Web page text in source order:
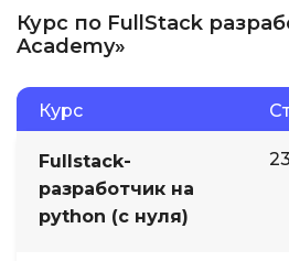
Курс по FullStack
Academy»
Курс
Fullstack-
разработчик на
python (с нуля)